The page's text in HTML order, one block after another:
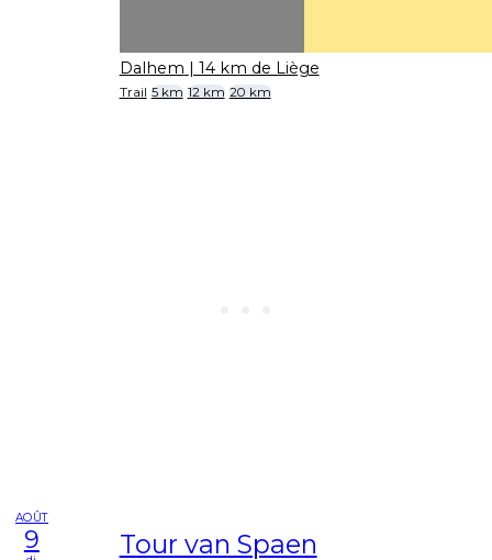
Dalhem | 14 km de Liège
Trail 5 km 12 km 20 km
AOÛT
9 Tour van Spaen